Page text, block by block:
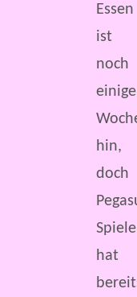
Essen
ist
noch
einige
hin,
doch
Spiele
hat